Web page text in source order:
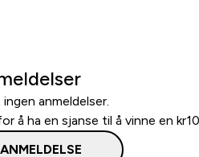
anmeldelser.
å ha en sjanse til å vinne en